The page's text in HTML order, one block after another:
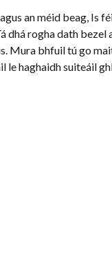
an méid beag, Is
dhá rogha dath
Mura bhfuil tú go
le haghaidh suiteáil